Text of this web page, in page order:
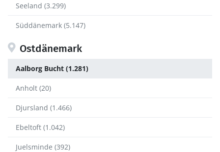
Seeland (3.299)
Süddänemark (5.147)
Ostdänemark
Aalborg Bucht (1.281)
Anholt (20)
Djursland (1.466)
Ebeltoft (1.042)
Juelsminde (392)